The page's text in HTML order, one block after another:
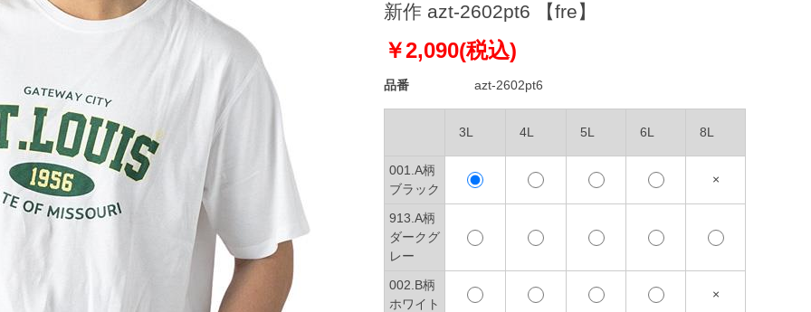
新作 azt-2602pt6 【fre】
￥2,090(税込)
品番 azt-2602pt6
3L 4L 5L 6L 8L
001.A柄
ブラック
×
913.A柄
ダークグ
レー
002.B柄
ホワイト
×